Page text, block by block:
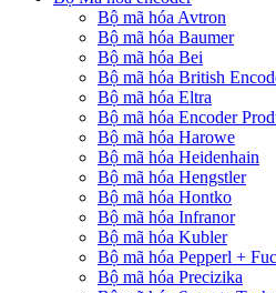
Bộ mã hóa Avtron
Bộ mã hóa Baumer
Bộ mã hóa Bei
Bộ mã hóa British
Bộ mã hóa Eltra
Bộ mã hóa Encoder
Bộ mã hóa Harowe
Bộ mã hóa Heidenhain
Bộ mã hóa Hengstler
Bộ mã hóa Hontko
Bộ mã hóa Infranor
Bộ mã hóa Kubler
Bộ mã hóa Pepperl +
Bộ mã hóa Precizika